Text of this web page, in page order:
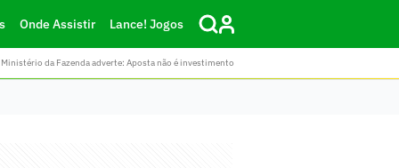
Onde Assistir Lance! Jogos
da Fazenda adverte: Aposta não é investimento